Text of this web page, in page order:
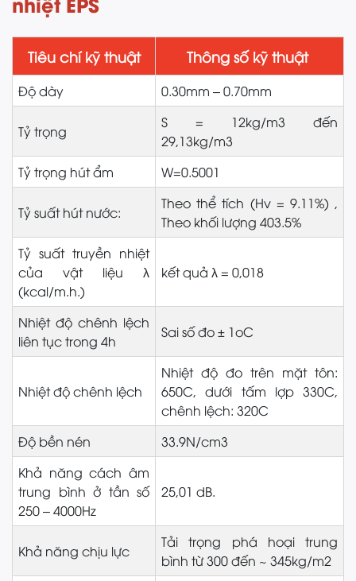
Tiêu chí kỹ thuật Thông số kỹ thuật
Độ dày 0.30mm – 0.70mm
Tỷ trọng
S = 12kg/m3 đến
29,13kg/m3
Tỷ trọng hút ẩm
W=0.5001
Tỷ suất hút nước:
Theo thể tích (Hv = 9.11%) ,
Theo khối lượng 403.5%
Tỷ suất truyền nhiệt
của vật liệu λ
(kcal/m.h.)
kết quả λ = 0,018
Nhiệt độ chênh lệch
liên tục trong 4h
Sai số đo ± 1oC
Nhiệt độ chênh lệch
Nhiệt độ đo trên mặt tôn:
650C, dưới tấm lợp 330C,
chênh lệch: 320C
Độ bền nén
33.9N/cm3
Khả năng cách âm
trung bình ở tần số
250 – 4000Hz
25,01 dB.
Khả năng chịu lực
Tải trọng phá hoại trung
bình từ 300 đến ~ 345kg/m2